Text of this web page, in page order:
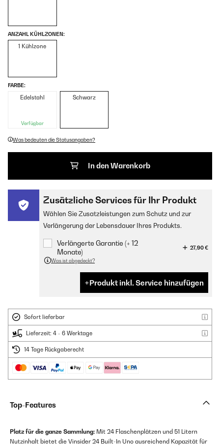
ANZAHL KÜHLZONEN:
1 Kühlzone
FARBE:
Edelstahl
Verfügbar
Schwarz
Was bedeuten die Statusangaben?
In den Warenkorb
Zusätzliche Services für Ihr Produkt
Wählen Sie Zusatzleistungen zum Schutz und zur
Verlängerung der Lebensdauer Ihres Produkts.
Verlängerte Garantie (+ 12
Monate)
27,90 €
Was ist abgedeckt?
Produkt inkl. Service hinzufügen
Sofort lieferbar
Lieferzeit: 4 - 6 Werktage
14 Tage Rückgaberecht
Top-Features
Platz für die ganze Sammlung: Mit 24 Flaschenplätzen und 51 Litern
Nutzinhalt bietet die Vinsider 24 Built-In Uno ausreichend Kapazität für